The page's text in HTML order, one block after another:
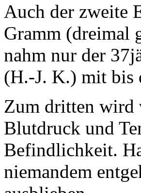
Auch der zweite
Gramm (dreimal
nahm nur der
(H.-J. K.) mit bis
Zum dritten wird
Blutdruck und
Befindlichkeit.
niemandem